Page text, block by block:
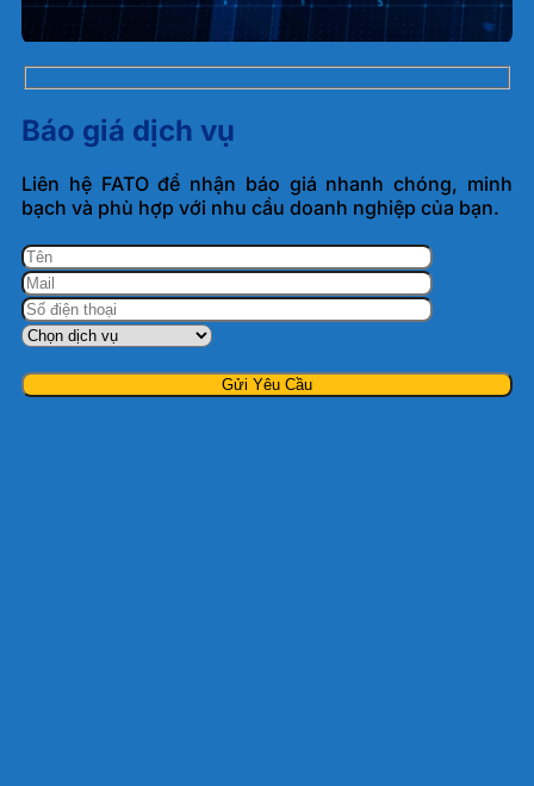
Báo giá dịch vụ
Liên hệ FATO để nhận báo giá nhanh chóng, minh
bạch và phù hợp với nhu cầu doanh nghiệp của bạn.